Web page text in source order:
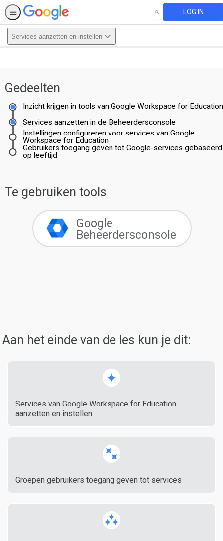
SEARCH LOG IN
Services aanzetten en instellen
English.
Gedeelten
Inzicht krijgen in tools van Google Workspace for Education
Instellingen configureren voor services van Google
Workspace for Education
Services aanzetten in de Beheerdersconsole
Gebruikers toegang geven tot Google-services gebaseerd
op leeftijd
Te gebruiken tools
Google
Beheerdersconsole
Aan het einde van de les kun je dit:
Services van Google Workspace for Education
aanzetten en instellen
Groepen gebruikers toegang geven tot services